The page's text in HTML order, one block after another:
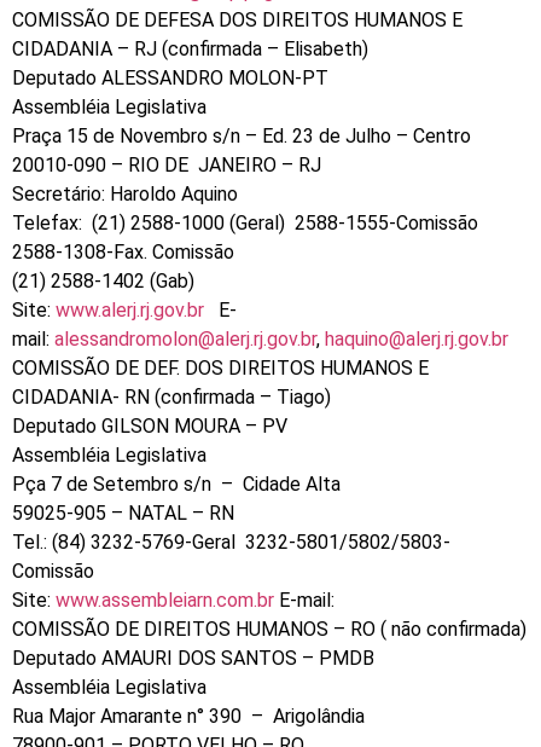
COMISSÃO DE DEFESA DOS DIREITOS HUMANOS E
CIDADANIA – RJ (confirmada – Elisabeth)
Deputado ALESSANDRO MOLON-PT
Assembléia Legislativa
Praça 15 de Novembro s/n – Ed. 23 de Julho – Centro
20010-090 – RIO DE JANEIRO – RJ
Secretário: Haroldo Aquino
Telefax: (21) 2588-1000 (Geral) 2588-1555-Comissão
2588-1308-Fax. Comissão
(21) 2588-1402 (Gab)
Site: www.alerj.rj.gov.br E-
mail: alessandromolon@alerj.rj.gov.br, haquino@alerj.rj.gov.br
COMISSÃO DE DEF. DOS DIREITOS HUMANOS E
CIDADANIA- RN (confirmada – Tiago)
Deputado GILSON MOURA – PV
Assembléia Legislativa
Pça 7 de Setembro s/n – Cidade Alta
59025-905 – NATAL – RN
Tel.: (84) 3232-5769-Geral 3232-5801/5802/5803-
Comissão
Site: www.assembleiarn.com.br E-mail:
COMISSÃO DE DIREITOS HUMANOS – RO ( não confirmada)
Deputado AMAURI DOS SANTOS – PMDB
Assembléia Legislativa
Rua Major Amarante n° 390 – Arigolândia